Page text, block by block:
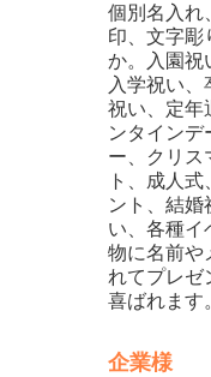
個別名入れ
印、文字彫
か。
入園祝
入学祝い、
祝い、定年
ンタインデ
ー、クリス
ト、成人
ント、結婚
い、各種イ
物に名前や
れてプレゼ
喜ばれます
企業様